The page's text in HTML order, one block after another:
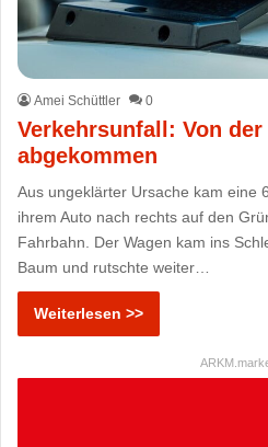
Amei Schüttler 0
Verkehrsunfall: Von der
abgekommen
Aus ungeklärter Ursache kam eine
ihrem Auto nach rechts auf den
Fahrbahn. Der Wagen kam ins
Baum und rutschte weiter…
Weiterlesen >>